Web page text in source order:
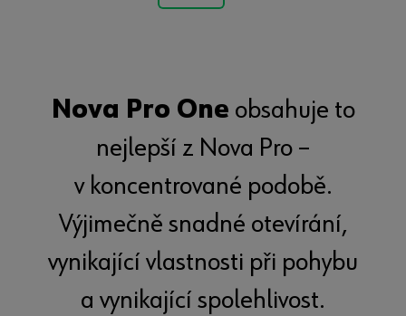
Nova Pro One obsahuje to
nejlepší z Nova Pro –
v koncentrované podobě.
Výjimečně snadné otevírání,
vynikající vlastnosti při pohybu
a vynikající spolehlivost.